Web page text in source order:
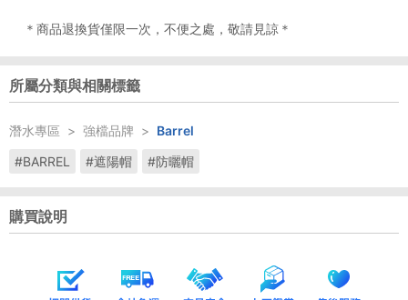
＊商品退換貨僅限一次，不便之處，敬請見諒＊
所屬分類與相關標籤
潛水專區 > 強檔品牌 > Barrel
#BARREL
#遮陽帽 #防曬帽
購買說明